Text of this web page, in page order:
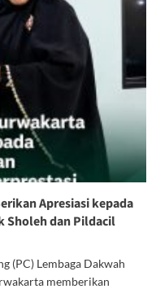
Apresiasi kepada
Sholeh dan Pildacil
(PC) Lembaga Dakwah
memberikan